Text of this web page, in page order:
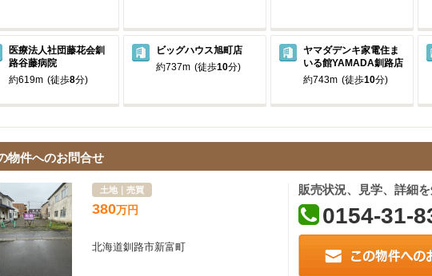
医療法人社団藤花会釧
路谷藤病院
約619m (徒歩8分)
ビッグハウス旭町店
約737m (徒歩10分)
ヤマダデンキ家電住ま
いる館YAMADA釧路店
約743m (徒歩10分)
物件へのお問合せ
土地｜売買
380万円
北海道釧路市新富町
販売状況、見学、詳細
0154-31-